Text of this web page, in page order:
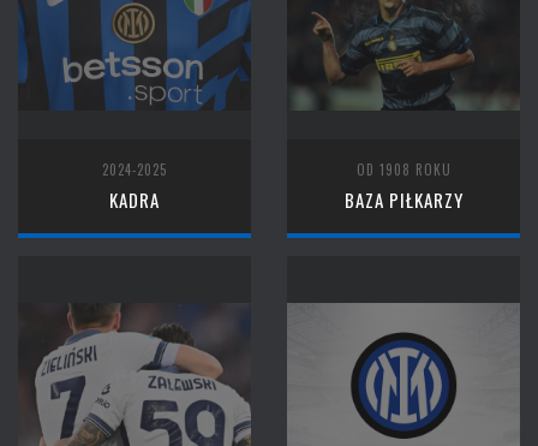
2024-2025
KADRA
OD 1908 ROKU
BAZA PIŁKARZY